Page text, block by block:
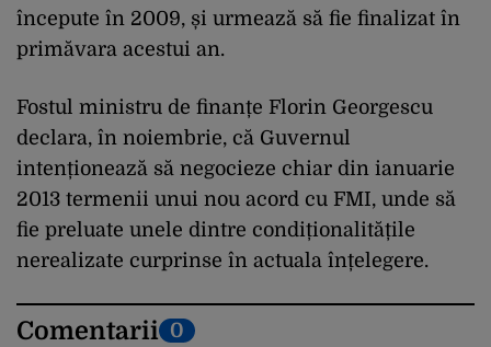
începute în 2009, și urmează să fie finalizat în
primăvara acestui an.
Fostul ministru de finanțe Florin Georgescu
declara, în noiembrie, că Guvernul
intenționează să negocieze chiar din ianuarie
2013 termenii unui nou acord cu FMI, unde să
fie preluate unele dintre condiționalitățile
nerealizate curprinse în actuala înțelegere.
Comentarii 0